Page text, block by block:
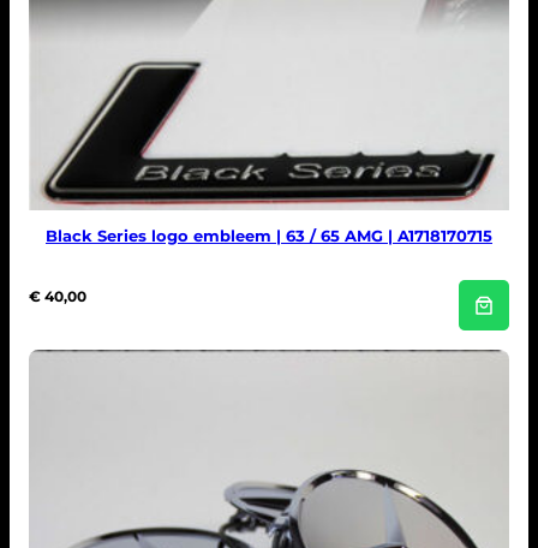
Black Series logo embleem | 63 / 65 AMG | A1718170715
€ 40,00